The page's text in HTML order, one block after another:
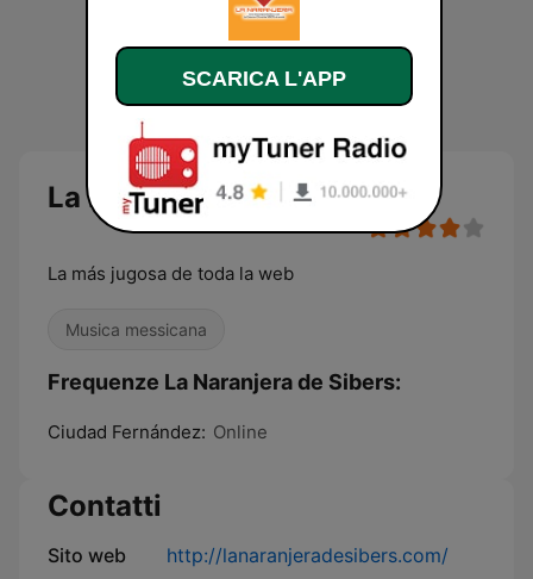
La Naranjera de Sibers
La más jugosa de toda la web
Musica messicana
Frequenze La Naranjera de Sibers:
Ciudad Fernández: Online
Contatti
Sito web http://lanaranjeradesibers.com/
SCARICA L'APP